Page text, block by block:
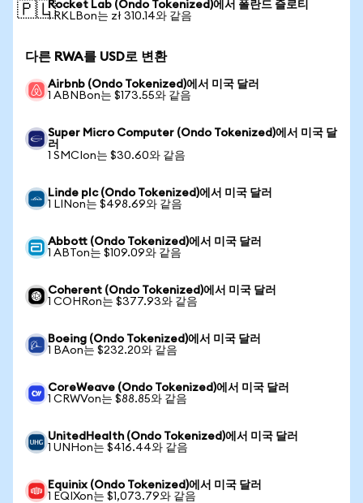
🇵🇱Rocket Lab (Ondo Tokenized)에서 폴란드 즐로티
1 RKLBon는 zł 310.14와 같음
다른 RWA를 USD로 변환
Airbnb (Ondo Tokenized)에서 미국 달러
1 ABNBon는 $173.55와 같음
Super Micro Computer (Ondo Tokenized)에서 미국 달
러
1 SMCIon는 $30.60와 같음
Linde plc (Ondo Tokenized)에서 미국 달러
1 LINon는 $498.69와 같음
Abbott (Ondo Tokenized)에서 미국 달러
1 ABTon는 $109.09와 같음
Coherent (Ondo Tokenized)에서 미국 달러
1 COHRon는 $377.93와 같음
Boeing (Ondo Tokenized)에서 미국 달러
1 BAon는 $232.20와 같음
CoreWeave (Ondo Tokenized)에서 미국 달러
1 CRWVon는 $88.85와 같음
UnitedHealth (Ondo Tokenized)에서 미국 달러
1 UNHon는 $416.44와 같음
Equinix (Ondo Tokenized)에서 미국 달러
1 EQIXon는 $1,073.79와 같음